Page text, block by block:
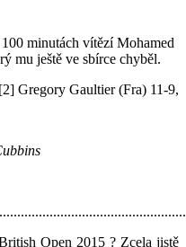
minutách vítězí Mohamed
mu ještě ve sbírce chyběl.
Gregory Gaultier (Fra) 11-9,
Open 2015 ? Zcela jistě